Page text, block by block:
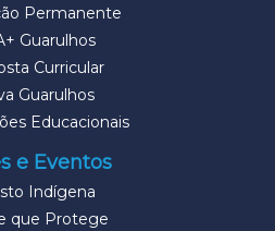
Permanente
Guarulhos
Curricular
Guarulhos
Educacionais
e Eventos
Indígena
que Protege